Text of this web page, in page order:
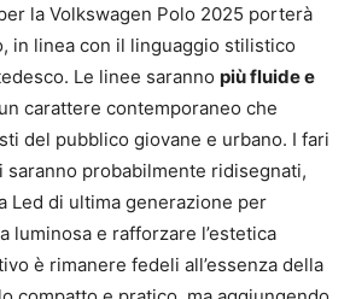
la Volkswagen Polo 2025 porterà
in linea con il linguaggio stilistico
Le linee saranno più fluide e
carattere contemporaneo che
del pubblico giovane e urbano. I fari
probabilmente ridisegnati,
Led di ultima generazione per
luminosa e rafforzare l’estetica
è rimanere fedeli all’essenza della